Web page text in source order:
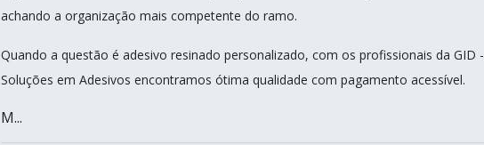
achando a organização mais competente do ramo.
Quando a questão é adesivo resinado personalizado, com os profissionais da GID -
Soluções em Adesivos encontramos ótima qualidade com pagamento acessível.
M...